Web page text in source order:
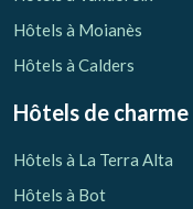
Hôtels à Moianès
Hôtels à Calders
Hôtels de charme
Hôtels à La Terra Alta
Hôtels à Bot